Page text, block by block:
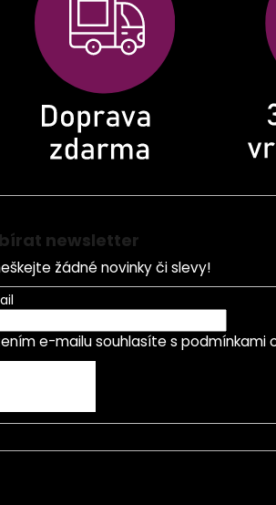
newsletter
žádné novinky či slevy!
e-mailu souhlasíte s podmínkami